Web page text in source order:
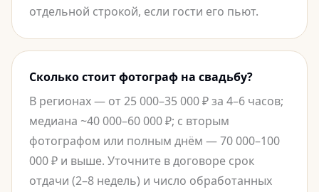
отдельной строкой, если гости его пьют.
Сколько стоит фотограф на свадьбу?
В регионах — от 25 000–35 000 ₽ за 4–6 часов;
медиана ~40 000–60 000 ₽; с вторым
фотографом или полным днём — 70 000–100
000 ₽ и выше. Уточните в договоре срок
отдачи (2–8 недель) и число обработанных